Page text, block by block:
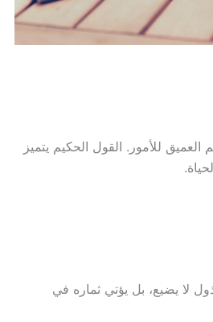
للأمور. القول الحكيم يتميز
لا يضيع، بل يؤتي ثماره في